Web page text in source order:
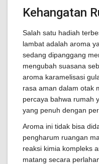
Kehangatan
Salah satu hadiah
lambat adalah aroma
sedang dipanggang
mengubah suasana
aroma karamelisasi
rasa aman dalam otak
percaya bahwa rumah
yang penuh dengan
Aroma ini tidak bisa
pengharum ruangan
reaksi kimia kompleks
matang secara